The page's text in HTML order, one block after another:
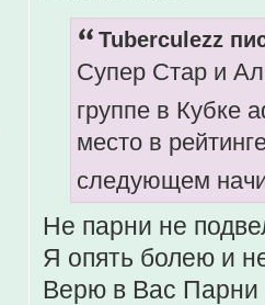
Tuberculezz
Супер Стар и
группе в Кубке
место в
следующем
Не парни не
Я опять болею и
Верю в Вас Парни